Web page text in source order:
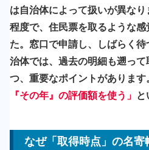
は自治体によって扱いが異な
程度で、住民票を取るような
た。窓口で申請し、しばらく
治体では、過去の明細も遡っ
つ、重要なポイントがありま
『その年』の評価額を使う」 と
なぜ「取得時点」の名